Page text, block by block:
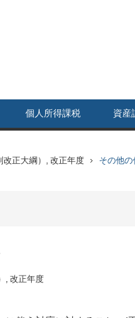
個人所得課税 資産
正大綱） , 改正年度 その他
, 改正年度